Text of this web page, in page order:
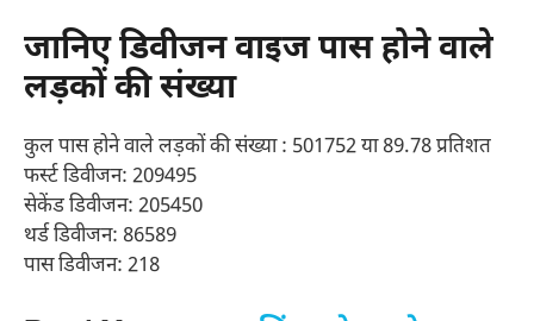
जानिए डिवीजन वाइज पास होने वाले
लड़कों की संख्या
कुल पास होने वाले लड़कों की संख्या : 501752 या 89.78 प्रतिशत
फर्स्ट डिवीजन: 209495
सेकेंड डिवीजन: 205450
थर्ड डिवीजन: 86589
पास डिवीजन: 218